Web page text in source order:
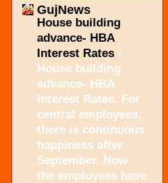
GujNews
House building
advance- HBA
Interest Rates -
House building
advance- HBA
Interest Rates. For
central employees,
there is continuous
happiness after
September. Now
the employees have